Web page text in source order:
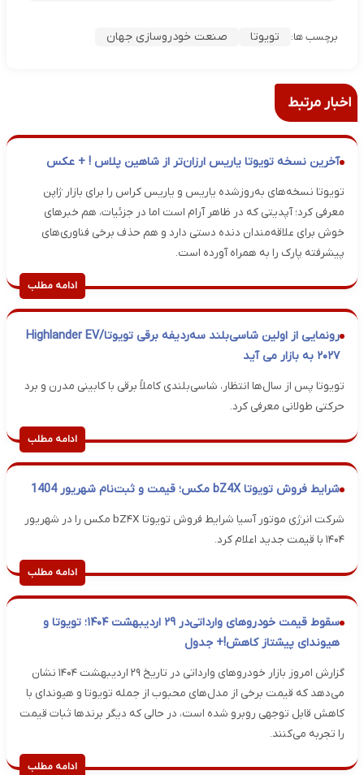
برچسب ها: تویوتا صنعت خودروسازی جهان
اخبار مرتبط
آخرین نسخه تویوتا یاریس ارزان‌تر از شاهین پلاس ! + عکس
تویوتا نسخه‌های به‌روزشده یاریس و یاریس کراس را برای بازار ژاپن
معرفی کرد؛ آپدیتی که در ظاهر آرام است اما در جزئیات، هم خبرهای
خوش برای علاقه‌مندان دنده دستی دارد و هم حذف برخی فناوری‌های
پیشرفته پارک را به همراه آورده است.
ادامه مطلب
رونمایی از اولین شاسی‌بلند سه‌ردیفه برقی تویوتا/Highlander EV
۲۰۲۷ به بازار می آید
تویوتا پس از سال‌ها انتظار، شاسی‌بلندی کاملاً برقی با کابینی مدرن و برد
حرکتی طولانی معرفی کرد.
ادامه مطلب
شرایط فروش تویوتا bZ4X مکس؛ قیمت و ثبت‌نام شهریور 1404
شرکت انرژی موتور آسیا شرایط فروش تویوتا bZ۴X مکس را در شهریور
۱۴۰۴ با قیمت جدید اعلام کرد.
ادامه مطلب
سقوط قیمت خودروهای وارداتی‌در ۲۹ اردیبهشت ۱۴۰۴؛ تویوتا و
هیوندای پیشتاز کاهش!+ جدول
گزارش امروز بازار خودروهای وارداتی در تاریخ ۲۹ اردیبهشت ۱۴۰۴ نشان
می‌دهد که قیمت برخی از مدل‌های محبوب از جمله تویوتا و هیوندای با
کاهش قابل توجهی روبرو شده است، در حالی که دیگر برندها ثبات قیمت
را تجربه می‌کنند.
ادامه مطلب